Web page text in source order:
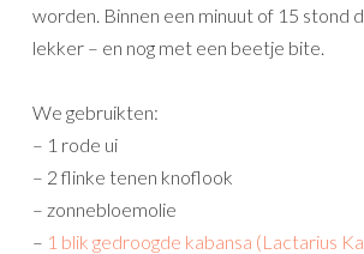
worden. Binnen een minuut of 15 stond
lekker – en nog met een beetje bite.
We gebruikten:
– 1 rode ui
– 2 flinke tenen knoflook
– zonnebloemolie
– 1 blik gedroogde kabansa (Lactarius